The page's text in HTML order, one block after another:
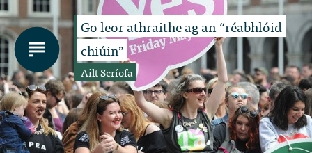
Go leor athraithe ag an “réabhlóid
chiúin”
Ailt Scríofa